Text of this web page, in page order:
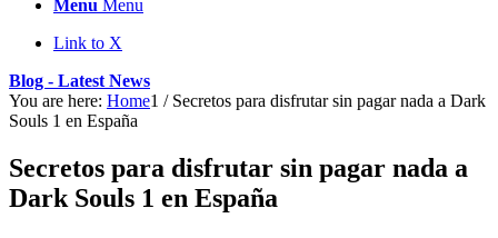
Menu Menu
Link to X
Blog - Latest News
You are here: Home1 / Secretos para disfrutar sin pagar nada a Dark
Souls 1 en España
Secretos para disfrutar sin pagar nada a
Dark Souls 1 en España